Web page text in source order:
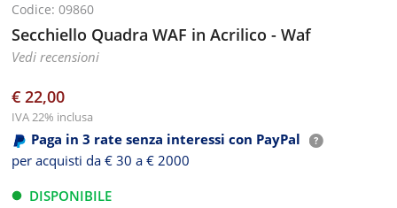
Codice: 09860
Secchiello Quadra WAF in Acrilico - Waf
Vedi recensioni
€ 22,00
IVA 22% inclusa
Paga in 3 rate senza interessi con PayPal
per acquisti da € 30 a € 2000
DISPONIBILE